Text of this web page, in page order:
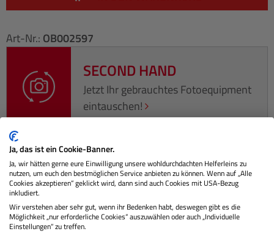
Art-Nr.: OB002597
SECOND HAND
Jetzt Ihr gebrauchtes Fotoequipment
eintauschen!
Beschreibung
Herstellerinformationen
Bewertungen
Ja, das ist ein Cookie-Banner.
Ja, wir hätten gerne eure Einwilligung unsere wohldurchdachten Helferleins zu
nutzen, um euch den bestmöglichen Service anbieten zu können. Wenn auf „Alle
Cookies akzeptieren“ geklickt wird, dann sind auch Cookies mit USA-Bezug
inkludiert.
Wir verstehen aber sehr gut, wenn ihr Bedenken habt, deswegen gibt es die
Möglichkeit „nur erforderliche Cookies“ auszuwählen oder auch „Individuelle
Einstellungen“ zu treffen.